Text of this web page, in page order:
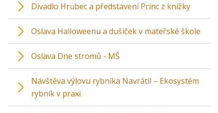
Divadlo Hrubec a představení Princ z knížky
Oslava Halloweenu a dušiček v mateřské škole
Oslava Dne stromů - MŠ
Návštěva výlovu rybníka Navrátil – Ekosystém
rybník v praxi